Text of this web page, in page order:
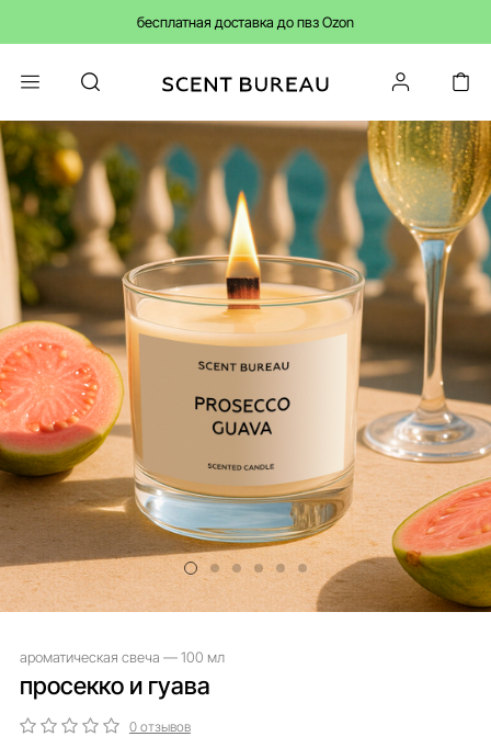
бесплатная доставка до пвз Ozon
ароматическая свеча — 100 мл
просекко и гуава
0 отзывов